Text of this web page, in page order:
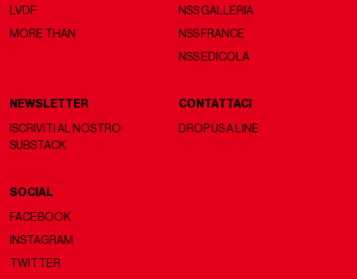
LVDF
MORE THAN
NSS GALLERIA
NSS FRANCE
NSS EDICOLA
NEWSLETTER
ISCRIVITI AL NOSTRO
SUBSTACK
CONTATTACI
DROP US A LINE
SOCIAL
FACEBOOK
INSTAGRAM
TWITTER